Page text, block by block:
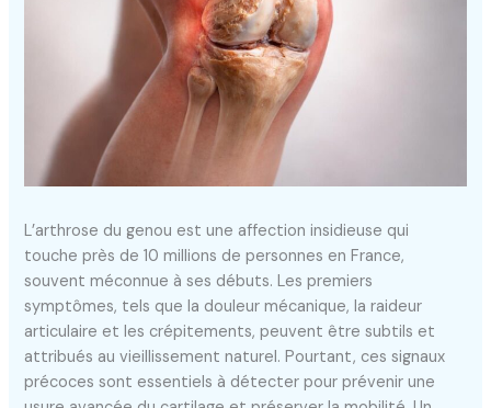
L’arthrose du genou est une affection insidieuse qui
touche près de 10 millions de personnes en France,
souvent méconnue à ses débuts. Les premiers
symptômes, tels que la douleur mécanique, la raideur
articulaire et les crépitements, peuvent être subtils et
attribués au vieillissement naturel. Pourtant, ces signaux
précoces sont essentiels à détecter pour prévenir une